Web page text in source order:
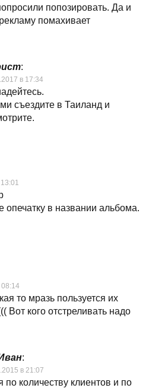
попозировать. Да и
помахивает
:
в 17:34
съездите в Таиланд и
опечатку в названии альбома.
то мразь пользуется их
Вот кого отстреливать надо
:
в 21:07
по количеству клиентов и по